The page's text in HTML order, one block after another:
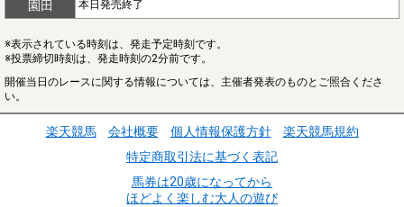
園田 本日発売終了
※表示されている時刻は、発走予定時刻です。
※投票締切時刻は、発走時刻の2分前です。
開催当日のレースに関する情報については、主催者発表のものとご照合くださ
い。
楽天競馬 会社概要 個人情報保護方針
楽天競馬規約
特定商取引法に基づく表記
馬券は20歳になってから
ほどよく楽しむ大人の遊び